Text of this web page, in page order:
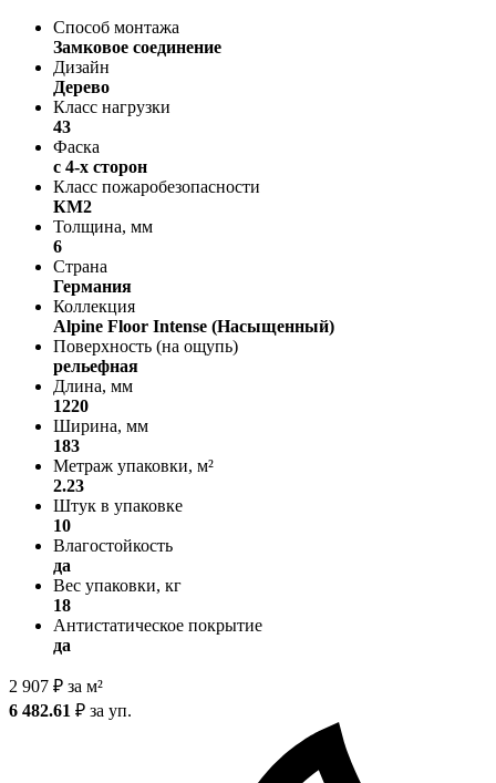
Способ монтажа
Замковое соединение
Дизайн
Дерево
Класс нагрузки
43
Фаска
с 4-х сторон
Класс пожаробезопасности
КМ2
Толщина, мм
6
Страна
Германия
Коллекция
Alpine Floor Intense (Насыщенный)
Поверхность (на ощупь)
рельефная
Длина, мм
1220
Ширина, мм
183
Метраж упаковки, м²
2.23
Штук в упаковке
10
Влагостойкость
да
Вес упаковки, кг
18
Антистатическое покрытие
да
2 907 ₽ за м²
6 482.61 ₽ за уп.